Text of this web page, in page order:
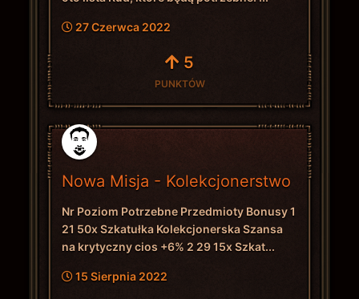
27 Czerwca 2022
5
PUNKTÓW
Nowa Misja - Kolekcjonerstwo
Nr Poziom Potrzebne Przedmioty Bonusy 1
21 50x Szkatułka Kolekcjonerska Szansa
na krytyczny cios +6% 2 29 15x Szkat...
15 Sierpnia 2022